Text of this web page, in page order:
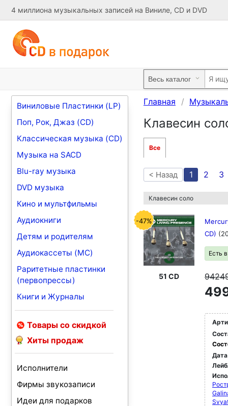
4 миллиона музыкальных записей на Виниле, CD и DVD
Виниловые Пластинки (LP)
Поп, Рок, Джаз (CD)
Классическая музыка (CD)
Музыка на SACD
Blu-ray музыка
DVD музыка
Кино и мультфильмы
Аудиокниги
Детям и родителям
Аудиокассеты (MC)
Раритетные пластинки
(первопрессы)
Книги и Журналы
Товары со скидкой
Хиты продаж
Исполнители
Фирмы звукозаписи
Идеи для подарков
Главная
Клавесин
Все
< Назад 1 2 3
Клавесин соло
-47%
51 CD
CD)
Есть